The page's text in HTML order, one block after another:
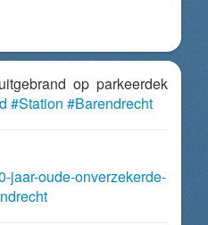
op parkeerdek
#Station #Barendrecht
jaar-oude-onverzekerde-